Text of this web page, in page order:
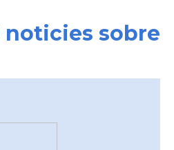
noticies sobre